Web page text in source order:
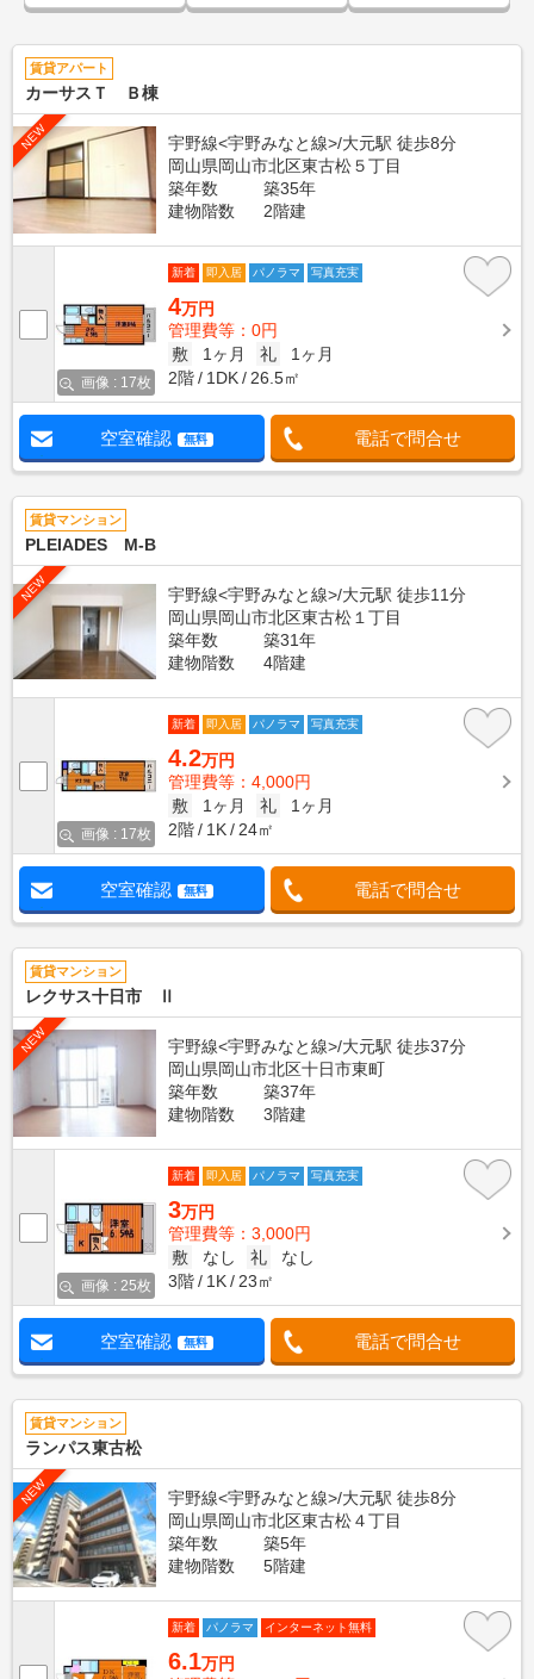
賃貸アパート
カーサスＴ Ｂ棟
NEW
宇野線<宇野みなと線>/大元駅 徒歩8分
岡山県岡山市北区東古松５丁目
築年数
築35年
建物階数
2階建
画像 : 17枚
新着 即入居 パノラマ 写真充実
4万円
管理費等：0円
敷
1ヶ月 礼
1ヶ月
2階
1DK 26.5㎡
空室確認 無料 電話で問合せ
賃貸マンション
PLEIADES M-B
NEW
宇野線<宇野みなと線>/大元駅 徒歩11分
岡山県岡山市北区東古松１丁目
築年数
築31年
建物階数
4階建
画像 : 17枚
新着 即入居 パノラマ 写真充実
4.2万円
管理費等：4,000円
敷
1ヶ月 礼
1ヶ月
2階
1K 24㎡
空室確認 無料 電話で問合せ
賃貸マンション
レクサス十日市 Ⅱ
NEW
宇野線<宇野みなと線>/大元駅 徒歩37分
岡山県岡山市北区十日市東町
築年数
築37年
建物階数
3階建
画像 : 25枚
新着 即入居 パノラマ 写真充実
3万円
管理費等：3,000円
敷
なし 礼
なし
3階
1K 23㎡
空室確認 無料 電話で問合せ
賃貸マンション
ランパス東古松
NEW
宇野線<宇野みなと線>/大元駅 徒歩8分
岡山県岡山市北区東古松４丁目
築年数
築5年
建物階数
5階建
新着 パノラマ インターネット無料
6.1万円